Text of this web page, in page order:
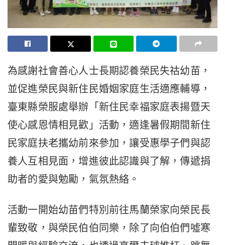
為感謝社會善心人士長期認養榮民失祜幼苗，
並促進榮民與新住民婚姻家庭生活適應輔導，
臺東縣榮服處舉辦「新住民幸福家庭表揚暨天
使心感恩情相見歡」活動，適逢暑假期間新住
民家庭扶老攜幼前來參加，讓受惠學子們與認
養人互相見面，增進彼此認識與了解，傳遞捐
助者的愛與勉勵，氣氛熱絡。
活動一開始幼苗們特別前往馬蘭榮家向榮民長
輩致敬，與榮民伯伯同樂，除了向伯伯們噓寒